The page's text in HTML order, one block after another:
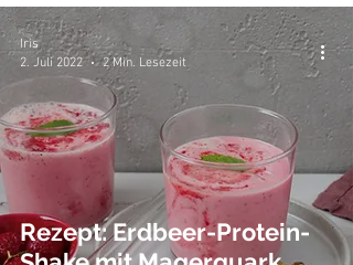
Rezept: Erdbeer-Protein-
Iris
2. Juli 2022
2 Min. Lesezeit